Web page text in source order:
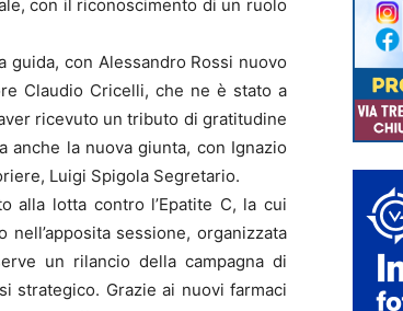
con il riconoscimento di un ruolo
guida, con Alessandro Rossi nuovo
Claudio Cricelli, che ne è stato a
ricevuto un tributo di gratitudine
anche la nuova giunta, con Ignazio
Luigi Spigola Segretario.
alla lotta contro l’Epatite C, la cui
sessione, organizzata
un rilancio della campagna di
strategico. Grazie ai nuovi farmaci